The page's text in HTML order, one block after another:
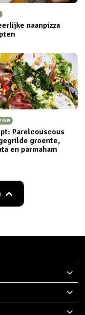
naanpizza
Parelcouscous
groente,
en parmaham